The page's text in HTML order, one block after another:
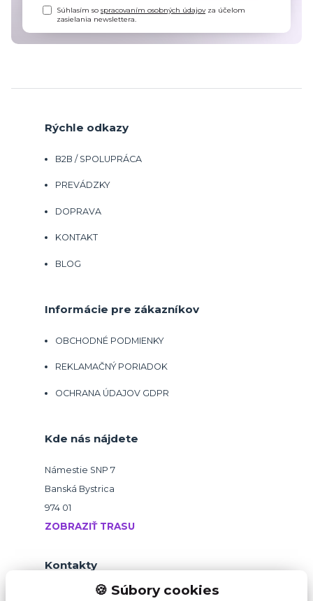
Súhlasím sospracovaním osobných údajovza účelom
zasielania newslettera.
Rýchle odkazy
B2B / SPOLUPRÁCA
PREVÁDZKY
DOPRAVA
KONTAKT
BLOG
Informácie pre zákazníkov
OBCHODNÉ PODMIENKY
REKLAMAČNÝ PORIADOK
OCHRANA ÚDAJOV GDPR
Kde nás nájdete
Námestie SNP 7
Banská Bystrica
974 01
ZOBRAZIŤ TRASU
Kontakty
🍪 Súbory cookies